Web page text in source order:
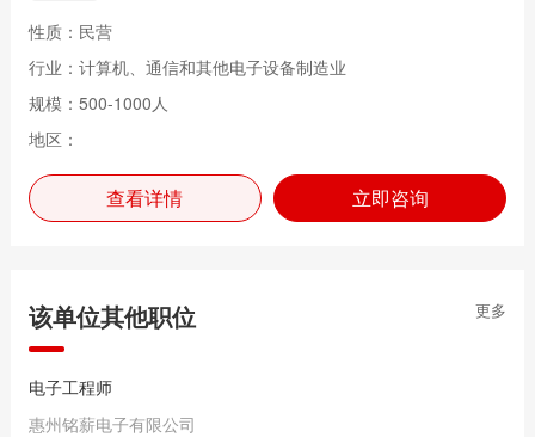
性质：民营
行业：计算机、通信和其他电子设备制造业
规模：500-1000人
地区：
查看详情 立即咨询
更多
该单位其他职位
电子工程师
惠州铭薪电子有限公司